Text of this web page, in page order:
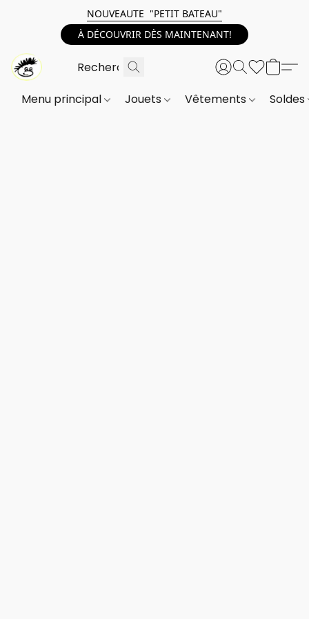
NOUVEAUTE "PETIT BATEAU"
À DÉCOUVRIR DÈS MAINTENANT!
Menu principal Jouets Vêtements Soldes